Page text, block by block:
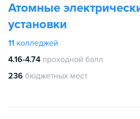
Атомные
установки
11 колледжей
4.16-4.74 проходной балл
236 бюджетных мест